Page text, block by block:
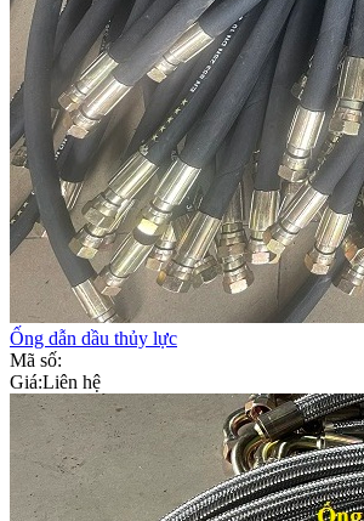
Ống dẫn dầu thủy lực
Mã số:
Giá:Liên hệ